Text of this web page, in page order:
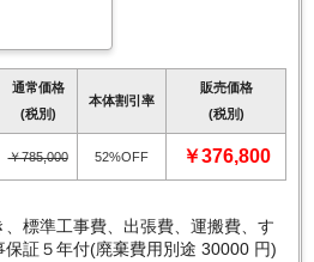
通常価格
(税別)
本体割引率
販売価格
(税別)
￥785,000 52%OFF ￥376,800
標準工事費、出張費、運搬費、す
証５年付(廃棄費用別途 30000 円)